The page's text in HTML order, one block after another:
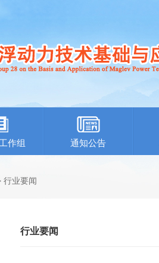
作组 通知公告
行业要闻
行业要闻